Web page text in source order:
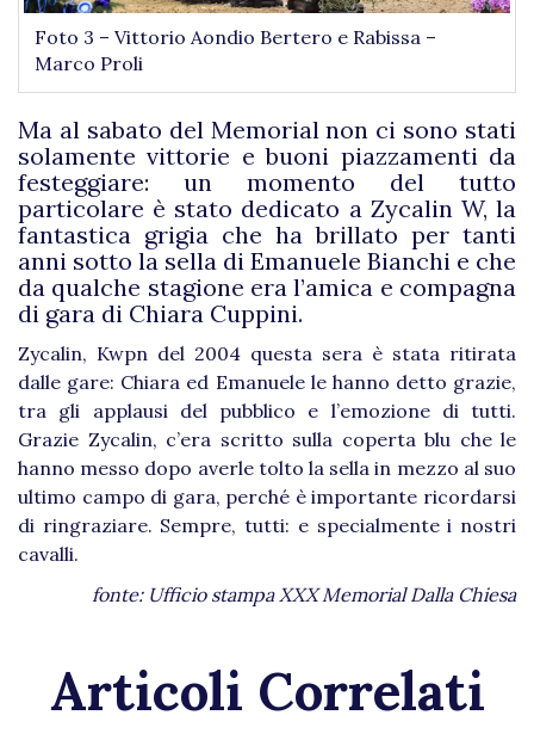
Foto 3 – Vittorio Aondio Bertero e Rabissa –
Marco Proli
Ma al sabato del Memorial non ci sono stati
solamente vittorie e buoni piazzamenti da
festeggiare: un momento del tutto
particolare è stato dedicato a Zycalin W, la
fantastica grigia che ha brillato per tanti
anni sotto la sella di Emanuele Bianchi e che
da qualche stagione era l’amica e compagna
di gara di Chiara Cuppini.
Zycalin, Kwpn del 2004 questa sera è stata ritirata
dalle gare: Chiara ed Emanuele le hanno detto grazie,
tra gli applausi del pubblico e l’emozione di tutti.
Grazie Zycalin, c’era scritto sulla coperta blu che le
hanno messo dopo averle tolto la sella in mezzo al suo
ultimo campo di gara, perché è importante ricordarsi
di ringraziare. Sempre, tutti: e specialmente i nostri
cavalli.
fonte: Ufficio stampa XXX Memorial Dalla Chiesa
Articoli Correlati